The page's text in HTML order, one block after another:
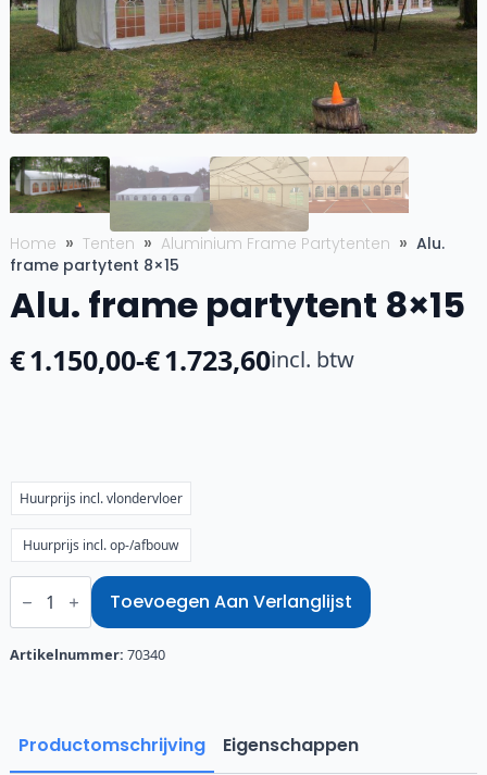
Home Tenten Aluminium Frame Partytenten
Alu.
frame partytent 8×15
Alu. frame partytent 8×15
€1.150,00-€1.723,60
Prijsklasse:
incl. btw
Huurprijs incl. vlondervloer
Huurprijs incl. op-/afbouw
Alu.
frame
8x15
aantal
Toevoegen Aan Verlanglijst
Artikelnummer: 70340
Productomschrijving Eigenschappen